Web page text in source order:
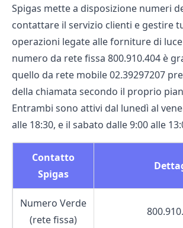
Spigas mette a disposizione numeri
contattare il servizio clienti e gestire
operazioni legate alle forniture di luce
numero da rete fissa 800.910.404 è
quello da rete mobile 02.39297207
della chiamata secondo il proprio
Entrambi sono attivi dal lunedì al
alle 18:30, e il sabato dalle 9:00 alle
Contatto
Spigas
Numero Verde
(rete fissa)